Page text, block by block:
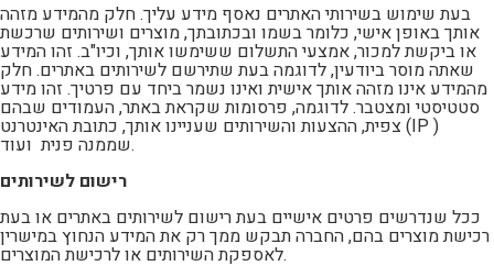
בעת שימוש בשירותי האתרים נאסף מידע עליך. חלק מהמידע מזהה
אותך באופן אישי, כלומר בשמו ובכתובתך, מוצרים ושירותים שרכשת
או ביקשת למכור, אמצעי התשלום ששימשו אותך, וכיו"ב. זהו המידע
שאתה מוסר ביודעין, לדוגמה בעת שתירשם לשירותים באתרים. חלק
מהמידע אינו מזהה אותך אישית ואינו נשמר ביחד עם פרטיך. זהו מידע
סטטיסטי ומצטבר. לדוגמה, פרסומות שקראת באתר, העמודים שבהם
צפית, ההצעות והשירותים שעניינו אותך, כתובת האינטרנט (IP )
שממנה פנית ועוד.
רישום לשירותים
ככל שנדרשים פרטים אישיים בעת רישום לשירותים באתרים או בעת
רכישת מוצרים בהם, החברה תבקש ממך רק את המידע הנחוץ במישרין
לאספקת השירותים או לרכישת המוצרים.